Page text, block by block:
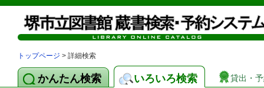
トップページ > 詳細検索
かんたん検索 いろいろ検索 貸出・